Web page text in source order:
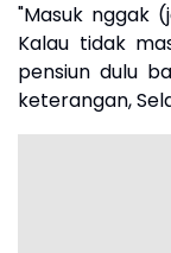
"Masuk nggak
Kalau tidak
pensiun dulu
keterangan,